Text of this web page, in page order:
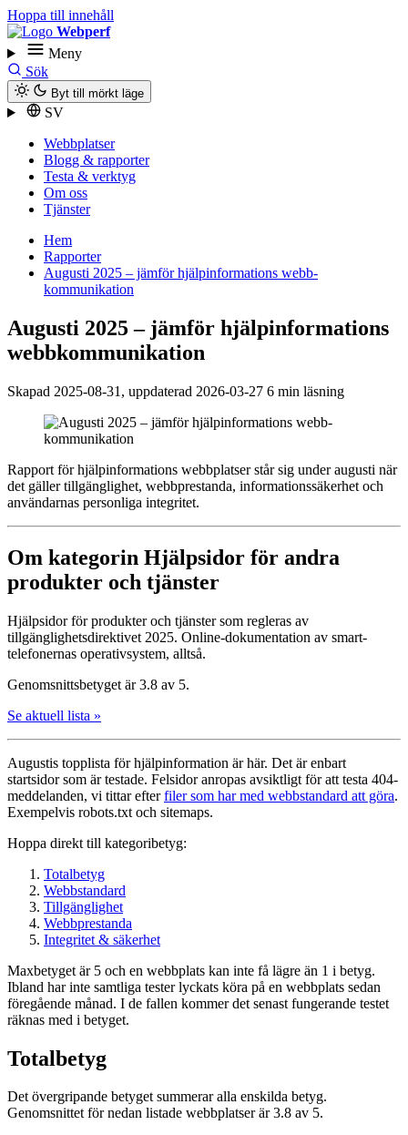
Hoppa till innehåll
Webperf
Meny
Sök
Byt till mörkt läge
SV
Webbplatser
Blogg & rapporter
Testa & verktyg
Om oss
Tjänster
Hem
Rapporter
Augusti 2025 – jämför hjälpinformations webb­
kommunikation
Augusti 2025 – jämför hjälpinformations
webb­kommunikation
Skapad 2025-08-31 , uppdaterad 2026-03-27 6 min läsning
Rapport för hjälpinformations webbplatser står sig under augusti när
det gäller tillgänglighet, webbprestanda, informationssäkerhet och
användarnas personliga integritet.
Om kategorin Hjälpsidor för andra
produkter och tjänster
Hjälpsidor för produkter och tjänster som regleras av
tillgänglighetsdirektivet 2025. Online-dokumentation av smart-
telefonernas operativsystem, alltså.
Genomsnittsbetyget är 3.8 av 5.
Se aktuell lista »
Augustis topplista för hjälpinformation är här. Det är enbart
startsidor som är testade. Felsidor anropas avsiktligt för att testa 404-
meddelanden, vi tittar efterfiler som har med webbstandard att göra.
Exempelvis robots.txt och sitemaps.
Hoppa direkt till kategoribetyg:
Totalbetyg
Webbstandard
Tillgänglighet
Webbprestanda
Integritet & säkerhet
Maxbetyget är 5 och en webbplats kan inte få lägre än 1 i betyg.
Ibland har inte samtliga tester lyckats köra på en webbplats sedan
föregående månad. I de fallen kommer det senast fungerande testet
räknas med i betyget.
Totalbetyg
Det övergripande betyget summerar alla enskilda betyg.
Genomsnittet för nedan listade webbplatser är 3.8 av 5.